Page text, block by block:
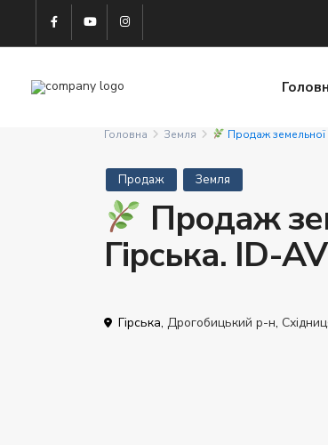
Головна Земля Продаж земельної
Продаж Земля
Продаж
Гірська. ID-
Гірська, Дрогобицький р-н,